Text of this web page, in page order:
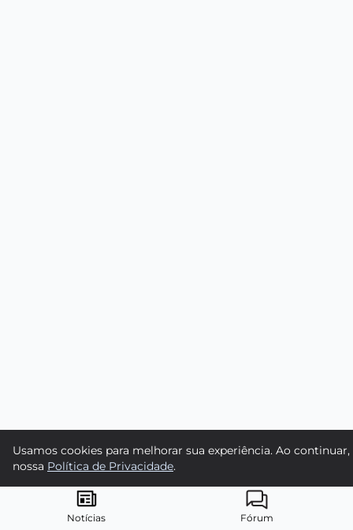
Notícias Fórum
Usamos cookies para melhorar sua experiência. Ao
nossa Política de Privacidade.